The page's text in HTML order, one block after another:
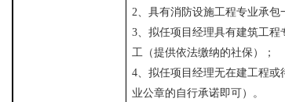
2、具有消防设施工程专业承包
3、拟任项目经理具有建筑工
工（提供依法缴纳的社保）；
4、拟任项目经理无在建工程
业公章的自行承诺即可）。